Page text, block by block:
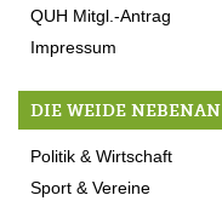
QUH Mitgl.-Antrag
Impressum
DIE WEIDE NEBENAN
Politik & Wirtschaft
Sport & Vereine